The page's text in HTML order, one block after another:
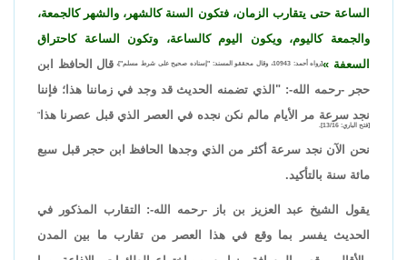
الساعة حتى يتقارب الزمان، فتكون السنة كالشهر، والشهر كالجمعة،
والجمعة كاليوم، ويكون اليوم كالساعة، وتكون الساعة كاحتراق
السعفة
[رواه أحمد: 10943، وقال محققو المسند: "إسناده صحيح على شرط مسلم"]،
قال الحافظ ابن
حجر -رحمه الله-: "الذي تضمنه الحديث قد وجد في زماننا هذا؛ فإننا
نجد سرعة مر الأيام مالم نكن نجده في العصر الذي قبل عصرنا هذا "
[فتح الباري: 13/16].
نحن الآن نجد سرعة أكثر من الذي وجدها الحافظ ابن حجر قبل سبع
مائة سنة بالتأكيد.
يقول الشيخ عبد العزيز بن باز -رحمه الله-: التقارب المذكور في
الحديث يفسر بما وقع في هذا العصر من تقارب ما بين المدن